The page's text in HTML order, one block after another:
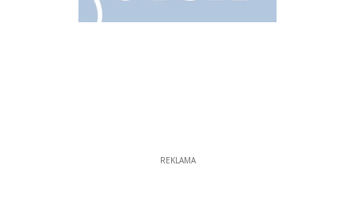
REKLAMA